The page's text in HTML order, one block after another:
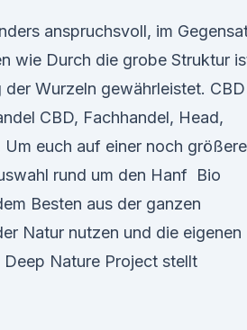
anspruchsvoll, im
wie Durch die grobe Struktur
der Wurzeln gewährleistet. CBD
CBD, Fachhandel, Head,
euch auf einer noch
rund um den Hanf Bio
Besten aus der ganzen
Natur nutzen und die eigenen
Nature Project stellt